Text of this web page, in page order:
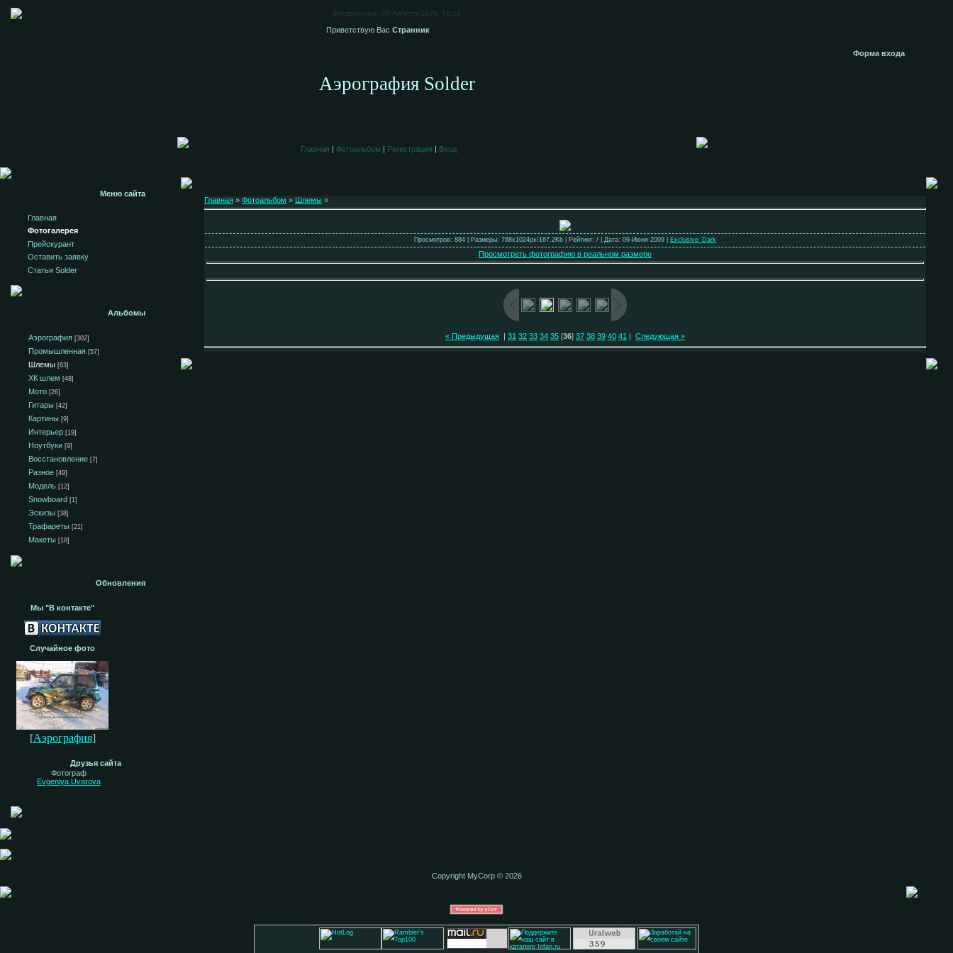
Воскресенье, 09-Августа-2026, 16:10
Приветствую Вас Странник
Аэрография Solder
Главная | Фотоальбом | Регистрация | Вход
Форма входа
Меню сайта
Главная
Фотогалерея
Прейскурант
Оставить заявку
Статьи Solder
Альбомы
Аэрография [302]
Промышленная [57]
Шлемы [63]
ХК шлем [48]
Мото [26]
Гитары [42]
Картины [9]
Интерьер [19]
Ноутбуки [9]
Восстановление [7]
Разное [49]
Модель [12]
Snowboard [1]
Эскизы [38]
Трафареты [21]
Макеты [18]
Обновления
Мы "В контакте"
Случайное фото
[Аэрография]
Друзья сайта
Фотограф
Evgeniya Uvarova
Главная » Фотоальбом » Шлемы »
Просмотров: 884 | Размеры: 768x1024px/167.2Kb | Рейтинг: / | Дата: 09-Июня-2009 | Exclusive_Dark
Просмотреть фотографию в реальном размере
« Предыдущая | 31 32 33 34 35 [36] 37 38 39 40 41 | Следующая »
Copyright MyCorp © 2026